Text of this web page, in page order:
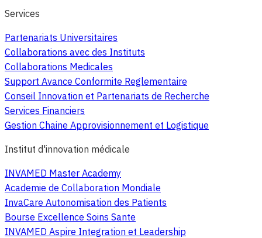
Services
Partenariats Universitaires
Collaborations avec des Instituts
Collaborations Medicales
Support Avance Conformite Reglementaire
Conseil Innovation et Partenariats de Recherche
Services Financiers
Gestion Chaine Approvisionnement et Logistique
Institut d'innovation médicale
INVAMED Master Academy
Academie de Collaboration Mondiale
InvaCare Autonomisation des Patients
Bourse Excellence Soins Sante
INVAMED Aspire Integration et Leadership